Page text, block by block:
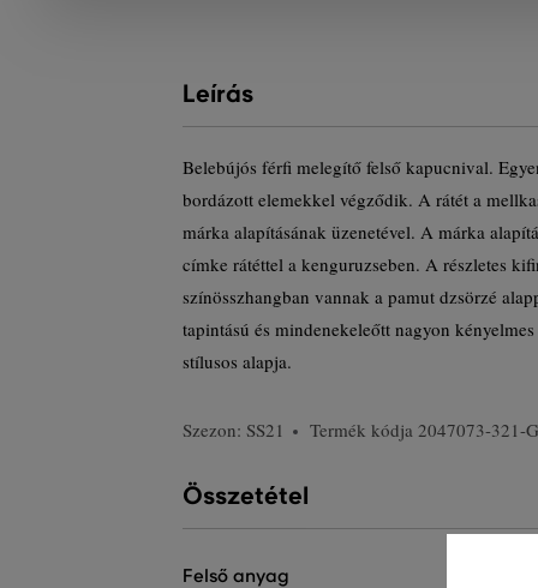
Leírás
Belebújós férfi melegítő felső kapucnival.
bordázott elemekkel végződik. A rátét a
márka alapításának üzenetével. A márka
címke rátéttel a kenguruzseben. A részletes
színösszhangban vannak a pamut dzsörzé
tapintású és mindenekeleőtt nagyon
stílusos alapja.
Szezon: SS21 Termék kódja 2047073-321-
Összetétel
felső anyag